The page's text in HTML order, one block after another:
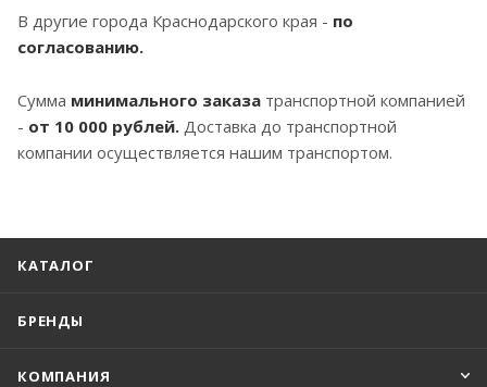
В другие города Краснодарского края - по
согласованию.
Сумма минимального заказа транспортной компанией
- от 10 000 рублей. Доставка до транспортной
компании осуществляется нашим транспортом.
КАТАЛОГ
БРЕНДЫ
КОМПАНИЯ